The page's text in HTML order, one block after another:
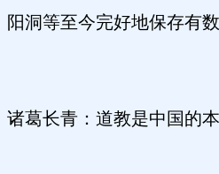
阳洞等至今完好地保存有
诸葛长青：道教是中国的本